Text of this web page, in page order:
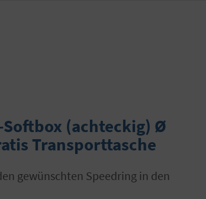
(achteckig) Ø
Transporttasche